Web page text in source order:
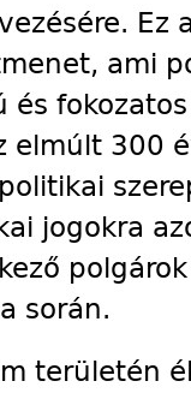
Ez
ami
és
elmúlt 300
jogokra
során.
területén